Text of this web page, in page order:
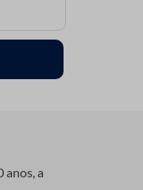
anos, a